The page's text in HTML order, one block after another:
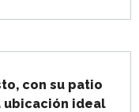
con su patio
ubicación ideal